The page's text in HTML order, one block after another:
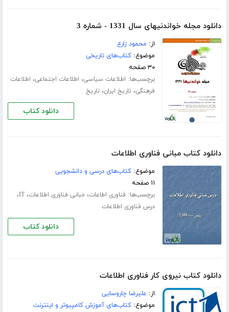
دانلود مجله خواندنیهای سال 1331 - شماره 3
از: محمود زارع
موضوع:کتاب‌های تاریخی
۳۰ صفحه
برچسب‌ها: اطلاعات سیاسی، اطلاعات اجتماعی، اطلاعات
فرهنگی، تاریخ ایران، تاریخ
دانلود کتاب
دانلود کتاب مبانی فناوری اطلاعات
موضوع:کتاب‌های درسی و دانشجویی
۱۱ صفحه
برچسب‌ها: فناوری اطاعات، مبانی فناوری اطلاعات،IT،
درس فناوری اطلاعات
دانلود کتاب
دانلود کتاب نیروی کار فناوری اطلاعات
از: علیرضا چاروسایی
موضوع:کتاب‌های آموزش کامپیوتر و اینترنت